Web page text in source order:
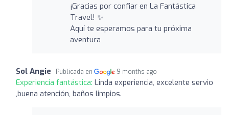
¡Gracias por confiar en La Fantástica
Travel! ✨
Aquí te esperamos para tu próxima
aventura
Sol Angie Publicada en 9 months ago
Experiencia fantástica: Linda experiencia, excelente servio
,buena atención, baños limpios.